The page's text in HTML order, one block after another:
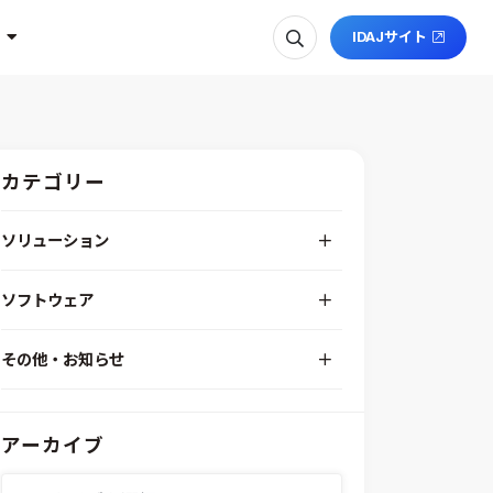
IDAJサイト
カテゴリー
ソリューション
組込みソフトウェア開発プラットフォーム
システムシミュレーション
ソフトウェア
modeFRONTIER
その他・お知らせ
IDAJからのお知らせ
アーカイブ